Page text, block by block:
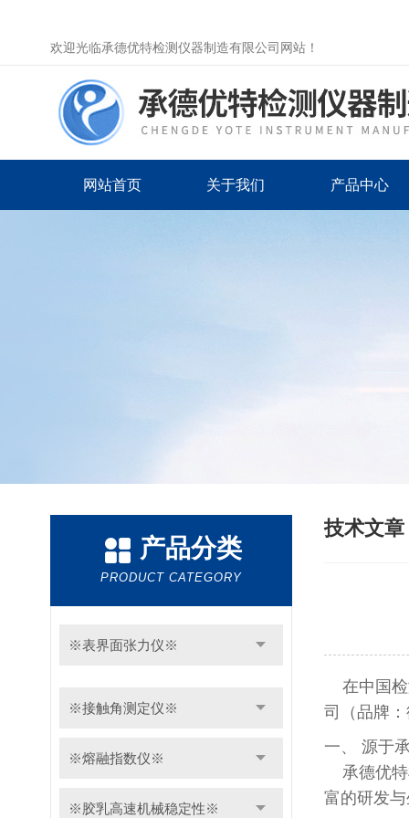
欢迎光临承德优特检测仪器制造有限公司网站！
网站首页 关于我们 产品中心
产品分类
PRODUCT CATEGORY
※表界面张力仪※
※接触角测定仪※
※熔融指数仪※
※胶乳高速机械稳定性※
技术文章
在中国检
司（品牌
一、 源于
承德优特
富的研发